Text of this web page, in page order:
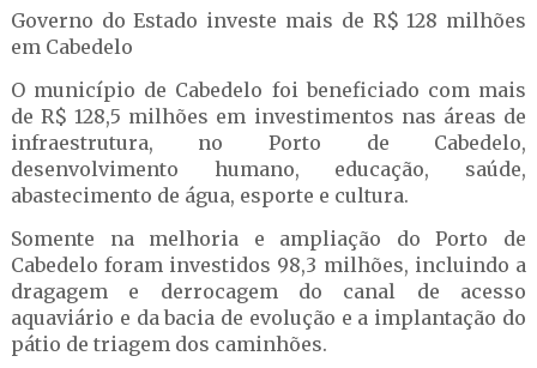
Governo do Estado investe mais de R$ 128 milhões
em Cabedelo
O município de Cabedelo foi beneficiado com mais
de R$ 128,5 milhões em investimentos nas áreas de
infraestrutura, no Porto de Cabedelo,
desenvolvimento humano, educação, saúde,
abastecimento de água, esporte e cultura.
Somente na melhoria e ampliação do Porto de
Cabedelo foram investidos 98,3 milhões, incluindo a
dragagem e derrocagem do canal de acesso
aquaviário e da bacia de evolução e a implantação do
pátio de triagem dos caminhões.